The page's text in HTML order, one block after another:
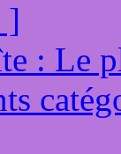
]
: Le